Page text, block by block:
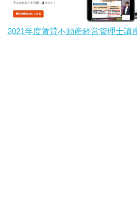
2021年度賃貸不動産経営管理士講